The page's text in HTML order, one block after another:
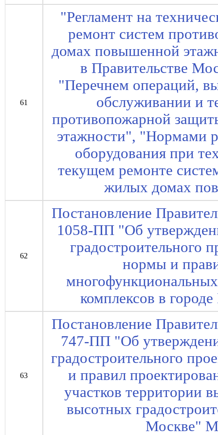
61
"Регламент на
ремонт систем
домах повышенной
в Правительстве
"Перечнем операций,
обслуживании и
противопожарной
этажности", "Нормами
оборудования при
текущем ремонте
жилых домах
62
Постановление
1058-ПП "Об
градостроительного
нормы и
комплексов в
63
Постановление
747-ПП "Об
градостроительного
и правил
участков территории
высотных
Москве"